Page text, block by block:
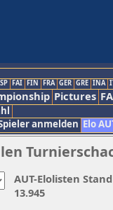
FAI FIN FRA GER GRE INA
Pictures
anmelden Elo
AUT-Elolisten
13.945